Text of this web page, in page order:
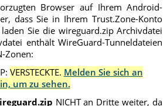
Browser auf Ihrem Android-
dass Sie in Ihrem Trust.Zone-Konto
Sie die wireguard.zip Archivdatei
enthält WireGuard-Tunneldateien
Zonen:
VERSTECKTE. Melden Sie sich an
um zu sehen.
NICHT an Dritte weiter, da